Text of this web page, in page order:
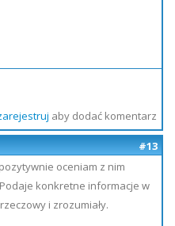
aby dodać komentarz
#13
oceniam z nim
konkretne informacje w
i zrozumiały.